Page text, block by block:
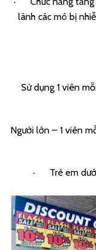
lành các mô bị
Sử dụng 1 viên
Người lớn – 1 viên
· Trẻ em dưới